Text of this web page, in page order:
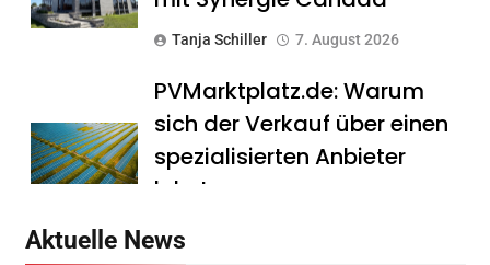
Tanja Schiller 7. August 2026
PVMarktplatz.de: Warum
sich der Verkauf über einen
spezialisierten Anbieter
lohnt
Aktuelle News